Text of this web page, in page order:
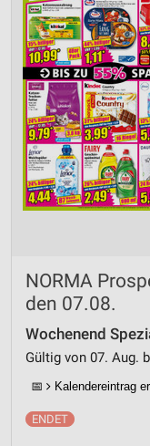
NORMA
den 07.08.
Wochenend
Gültig von 07. Aug.
📅 Kalendereintrag